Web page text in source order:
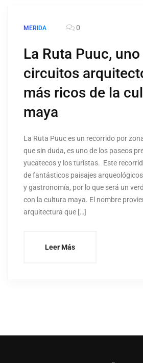
MERIDA 0
La Ruta Puuc,
circuitos
más ricos de la
maya
La Ruta Puuc es un recorrido por
que sin duda, es uno de los paseos
yucatecos y los turistas. Este
de fantásticos paisajes
y gastronomía, por lo que será un
con la cultura maya. El nombre
arquitectura que […]
Leer Más